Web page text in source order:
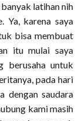
latihan nih
Ya, karena saya
bisa membuat
itu mulai saya
berusaha untuk
pada hari
dengan saudara
kami masih